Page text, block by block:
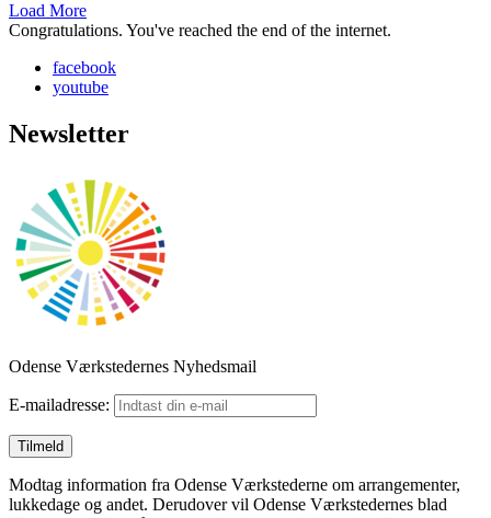
Load More
Congratulations. You've reached the end of the internet.
facebook
youtube
Newsletter
Odense Værkstedernes Nyhedsmail
E-mailadresse:
Modtag information fra Odense Værkstederne om arrangementer,
lukkedage og andet. Derudover vil Odense Værkstedernes blad